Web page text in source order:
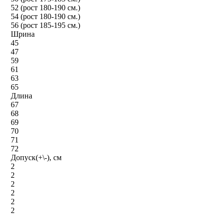
52 (рост 180-190 см.)
54 (рост 180-190 см.)
56 (рост 185-195 см.)
Шрина
45
47
59
61
63
65
Длина
67
68
69
70
71
72
Допуск(+\-), см
2
2
2
2
2
2